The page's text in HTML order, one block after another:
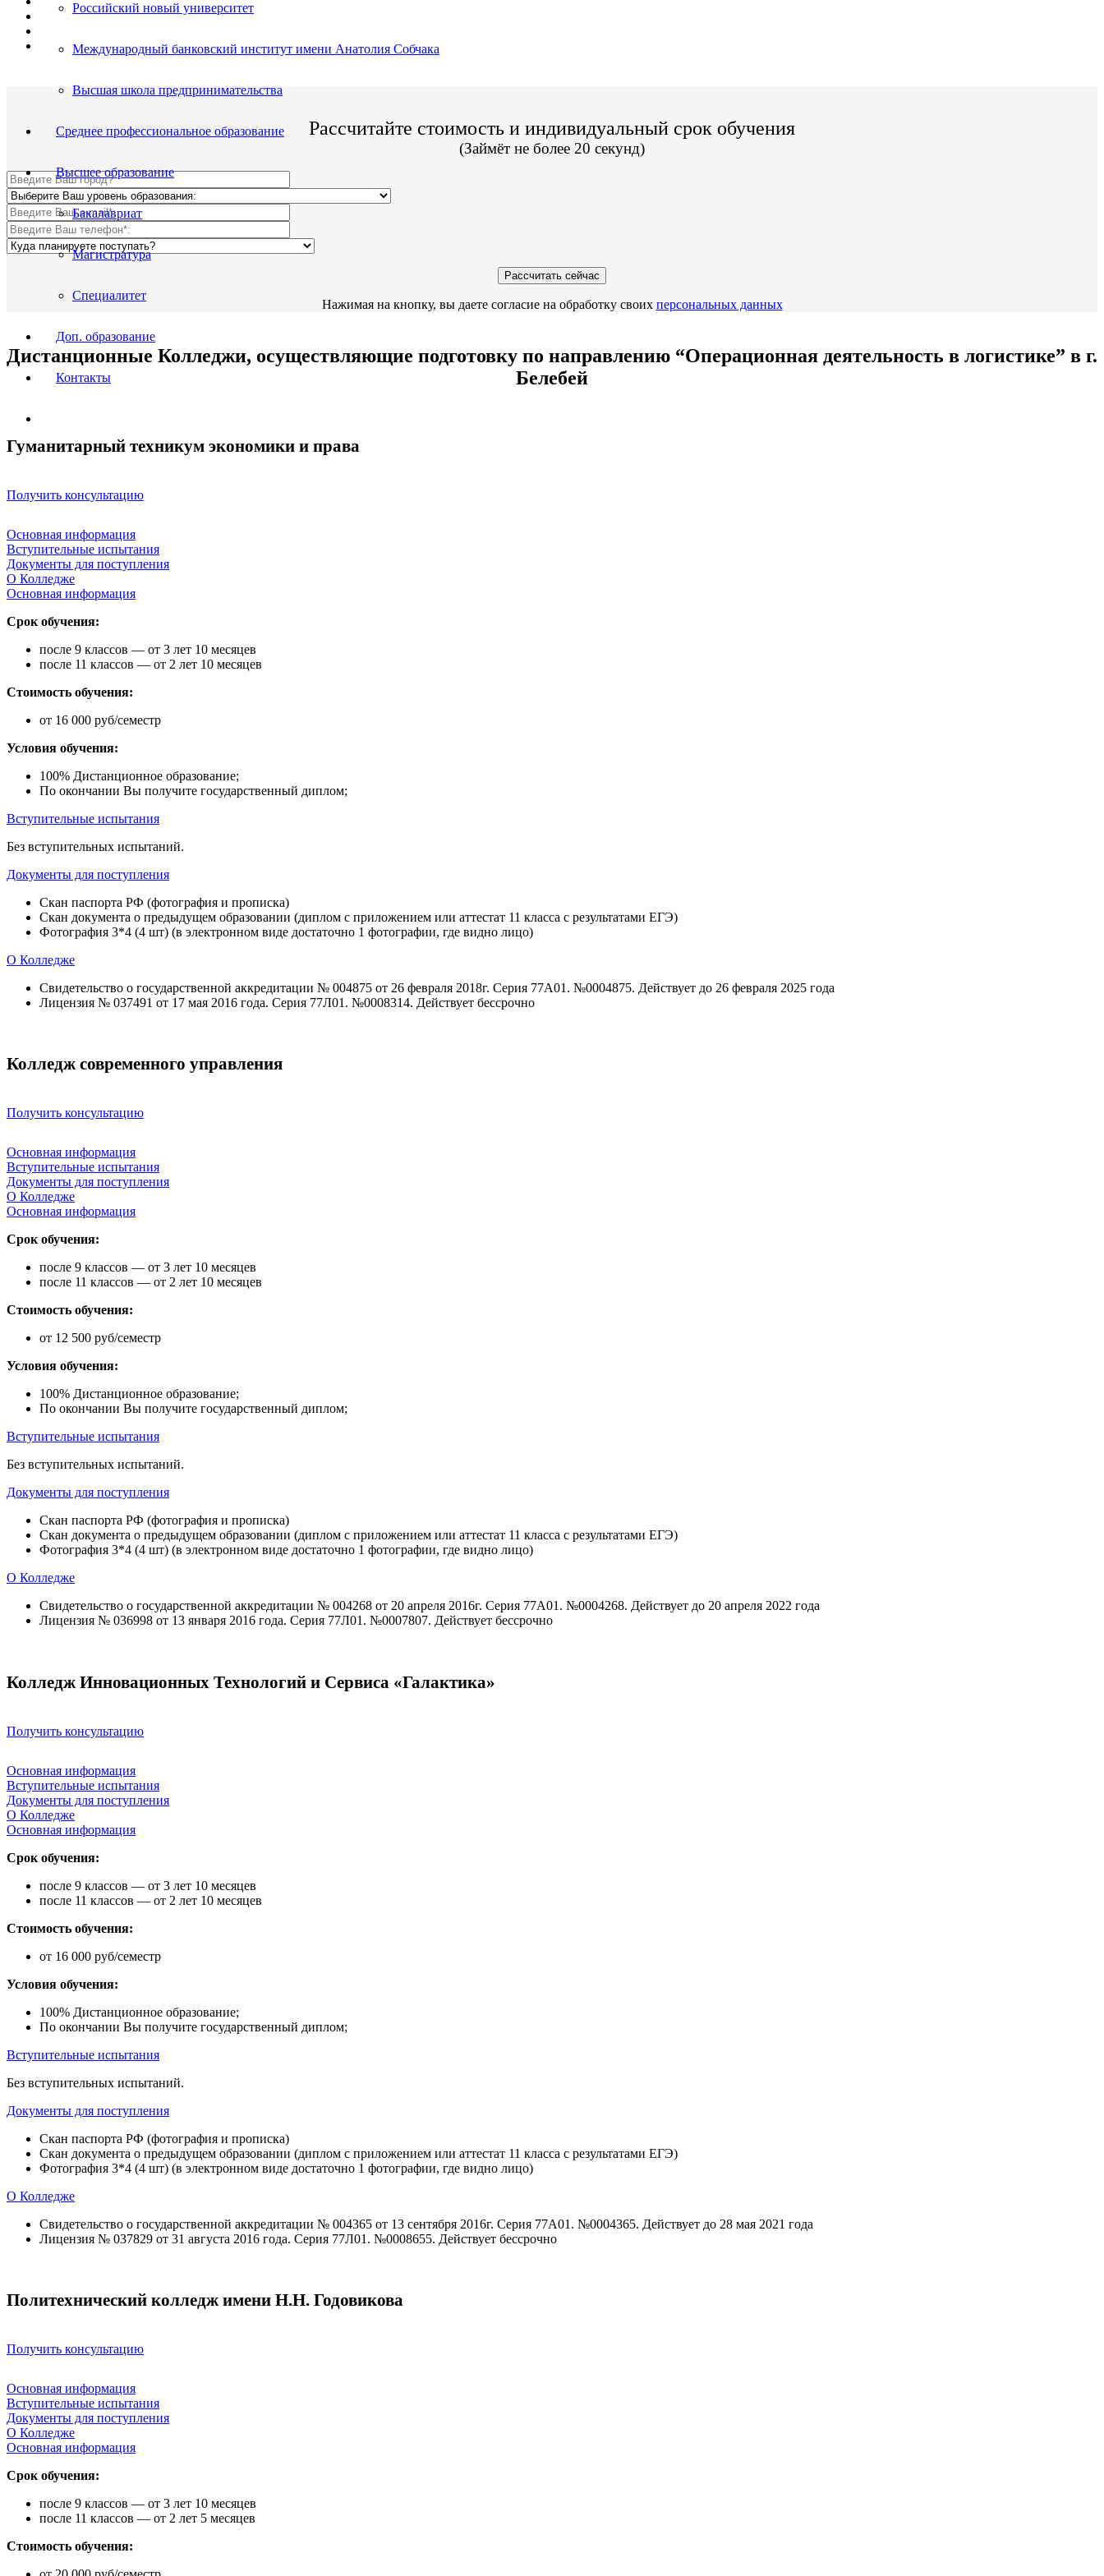
Российский новый университет
Международный банковский институт имени Анатолия Собчака
Высшая школа предпринимательства
Среднее профессиональное образование
Высшее образование
Бакалавриат
Магистратура
Специалитет
Доп. образование
Контакты
Цена от 12 500р./семестр обучения;
По окончании Вы получите диплом Гос. образца.
Рассчитайте стоимость и индивидуальный срок обучения
(Займёт не более 20 секунд)
Нажимая на кнопку, вы даете согласие на обработку своих персональных данных
Дистанционные Колледжи, осуществляющие подготовку по направлению “Операционная деятельность в логистике” в г.
Белебей
Гуманитарный техникум экономики и права
Получить консультацию
Основная информация
Вступительные испытания
Документы для поступления
О Колледже
Основная информация
Срок обучения:
после 9 классов — от 3 лет 10 месяцев
после 11 классов — от 2 лет 10 месяцев
Стоимость обучения:
от 16 000 руб/семестр
Условия обучения:
100% Дистанционное образование;
По окончании Вы получите государственный диплом;
Вступительные испытания
Без вступительных испытаний.
Документы для поступления
Скан паспорта РФ (фотография и прописка)
Скан документа о предыдущем образовании (диплом с приложением или аттестат 11 класса с результатами ЕГЭ)
Фотография 3*4 (4 шт) (в электронном виде достаточно 1 фотографии, где видно лицо)
О Колледже
Свидетельство о государственной аккредитации № 004875 от 26 февраля 2018г. Серия 77А01. №0004875. Действует до 26 февраля 2025 года
Лицензия № 037491 от 17 мая 2016 года. Серия 77Л01. №0008314. Действует бессрочно
Колледж современного управления
Получить консультацию
Основная информация
Вступительные испытания
Документы для поступления
О Колледже
Основная информация
Срок обучения:
после 9 классов — от 3 лет 10 месяцев
после 11 классов — от 2 лет 10 месяцев
Стоимость обучения:
от 12 500 руб/семестр
Условия обучения:
100% Дистанционное образование;
По окончании Вы получите государственный диплом;
Вступительные испытания
Без вступительных испытаний.
Документы для поступления
Скан паспорта РФ (фотография и прописка)
Скан документа о предыдущем образовании (диплом с приложением или аттестат 11 класса с результатами ЕГЭ)
Фотография 3*4 (4 шт) (в электронном виде достаточно 1 фотографии, где видно лицо)
О Колледже
Свидетельство о государственной аккредитации № 004268 от 20 апреля 2016г. Серия 77А01. №0004268. Действует до 20 апреля 2022 года
Лицензия № 036998 от 13 января 2016 года. Серия 77Л01. №0007807. Действует бессрочно
Колледж Инновационных Технологий и Сервиса «Галактика»
Получить консультацию
Основная информация
Вступительные испытания
Документы для поступления
О Колледже
Основная информация
Срок обучения:
после 9 классов — от 3 лет 10 месяцев
после 11 классов — от 2 лет 10 месяцев
Стоимость обучения:
от 16 000 руб/семестр
Условия обучения:
100% Дистанционное образование;
По окончании Вы получите государственный диплом;
Вступительные испытания
Без вступительных испытаний.
Документы для поступления
Скан паспорта РФ (фотография и прописка)
Скан документа о предыдущем образовании (диплом с приложением или аттестат 11 класса с результатами ЕГЭ)
Фотография 3*4 (4 шт) (в электронном виде достаточно 1 фотографии, где видно лицо)
О Колледже
Свидетельство о государственной аккредитации № 004365 от 13 сентября 2016г. Серия 77А01. №0004365. Действует до 28 мая 2021 года
Лицензия № 037829 от 31 августа 2016 года. Серия 77Л01. №0008655. Действует бессрочно
Политехнический колледж имени Н.Н. Годовикова
Получить консультацию
Основная информация
Вступительные испытания
Документы для поступления
О Колледже
Основная информация
Срок обучения:
после 9 классов — от 3 лет 10 месяцев
после 11 классов — от 2 лет 5 месяцев
Стоимость обучения: